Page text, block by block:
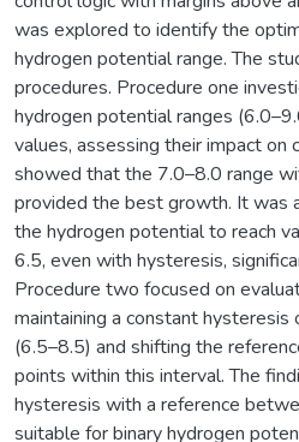
was explored to identify the
hydrogen potential range. The
procedures. Procedure one
hydrogen potential ranges
values, assessing their impact on
showed that the 7.0–8.0 range
provided the best growth. It was
the hydrogen potential to reach
6.5, even with hysteresis,
Procedure two focused on
maintaining a constant
(6.5–8.5) and shifting the
points within this interval. The
hysteresis with a reference
suitable for binary hydrogen